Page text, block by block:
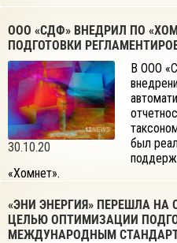
ООО «СДФ» ВНЕДРИЛ ПО
ПОДГОТОВКИ
30.10.20
В ООО
был
«Хомнет».
«ЭНИ ЭНЕРГИЯ» ПЕРЕШЛА
ЦЕЛЬЮ ОПТИМИЗАЦИИ
МЕЖДУНАРОДНЫМ